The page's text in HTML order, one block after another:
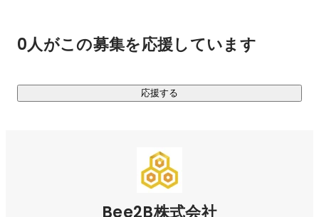
ンアップを継続的に行い、保守費用を見える化します。
・サービス構築
事業計画・戦略に合わせた機能を提供します。Ruby on
▍幅広い業界での開発実績も多数！
すべての業界で活用できるアイディア共有ツールや、Eコマー
ス向け障害復旧サービス、CtoCチャットシステムなど、業界
0人がこの募集を応援しています
応援する
Bee2B株式会社